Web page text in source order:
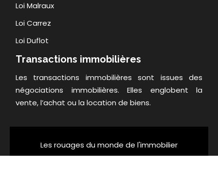
Loi Malraux
Loi Carrez
Loi Duflot
Transactions immobilières
Les transactions immobilières sont issues des
négociations immobilières. Elles englobent la
vente, l’achat ou la location de biens.
Les rouages du monde de l'immobilier